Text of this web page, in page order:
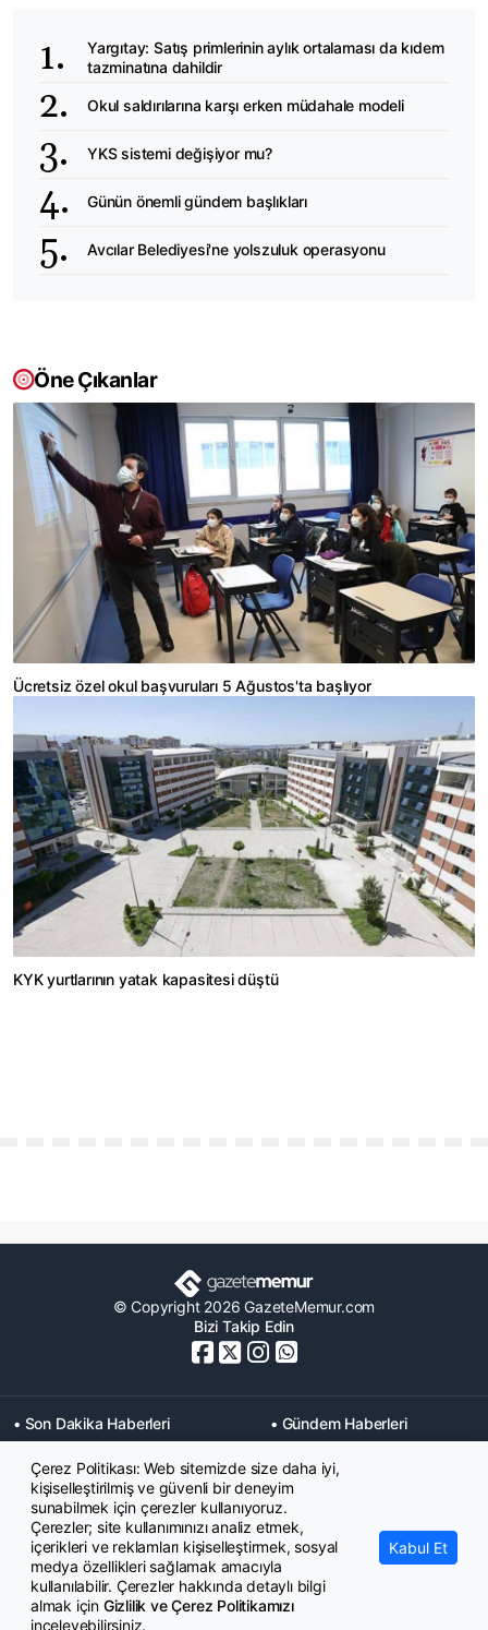
Yargıtay: Satış primlerinin aylık ortalaması da kıdem
tazminatına dahildir
Okul saldırılarına karşı erken müdahale modeli
YKS sistemi değişiyor mu?
Günün önemli gündem başlıkları
Avcılar Belediyesi'ne yolszuluk operasyonu
Öne Çıkanlar
Ücretsiz özel okul başvuruları 5 Ağustos'ta başlıyor
KYK yurtlarının yatak kapasitesi düştü
© Copyright 2026 GazeteMemur.com
Bizi Takip Edin
• Son Dakika Haberleri
• Gündem Haberleri
• Memurlar Haberleri
• KPSS Haberleri
• Ekonomi Haberleri
• Eğitim Haberleri
• Yaşam Haberleri
• Maaş Verileri Haberleri
• Mahkeme Kararları
Haberleri
Çerez Politikası: Web sitemizde size daha iyi,
kişiselleştirilmiş ve güvenli bir deneyim
sunabilmek için çerezler kullanıyoruz.
Çerezler; site kullanımınızı analiz etmek,
içerikleri ve reklamları kişiselleştirmek, sosyal
medya özellikleri sağlamak amacıyla
kullanılabilir. Çerezler hakkında detaylı bilgi
almak için Gizlilik ve Çerez Politikamızı
inceleyebilirsiniz.
Kabul Et